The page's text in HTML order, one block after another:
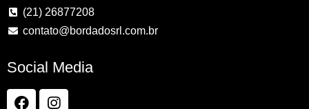
(21) 26877208
contato@bordadosrl.com.br
Social Media